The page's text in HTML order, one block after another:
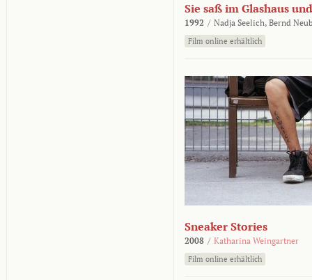
Sie saß im Glashaus
1992 / Nadja Seelich, Bernd
Film online erhältlich
Sneaker Stories
2008 / Katharina Weingartner
Film online erhältlich